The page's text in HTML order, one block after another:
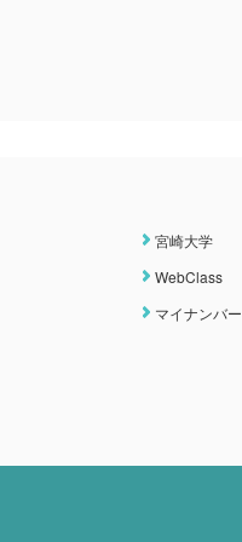
宮崎大学
WebClass
マイナンバー